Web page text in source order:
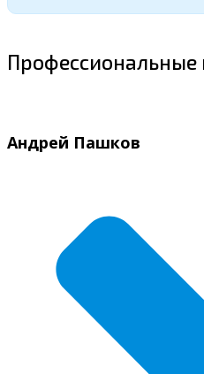
Профессиональные
Андрей Пашков